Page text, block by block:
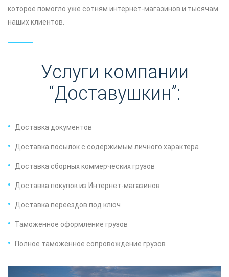
которое помогло уже сотням интернет-магазинов и тысячам
наших клиентов.
Услуги компании
“Доставушкин”:
Доставка документов
Доставка посылок с содержимым личного характера
Доставка сборных коммерческих грузов
Доставка покупок из Интернет-магазинов
Доставка переездов под ключ
Таможенное оформление грузов
Полное таможенное сопровождение грузов